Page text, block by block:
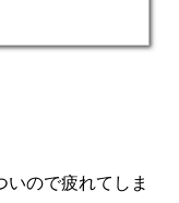
いので疲れてしま